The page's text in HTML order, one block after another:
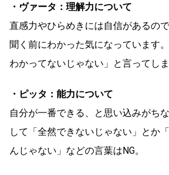
・ヴァータ：理解力について
直感力やひらめきには自信があるの
聞く前にわかった気になっています
わかってないじゃない」と言ってしま
・ピッタ：能力について
自分が一番できる、と思い込みがち
して「全然できないじゃない」とか
んじゃない」などの言葉はNG。